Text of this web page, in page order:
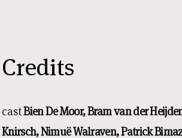
Credits
castBien De Moor, Bram van der
Knirsch, Nimuë Walraven, Patrick